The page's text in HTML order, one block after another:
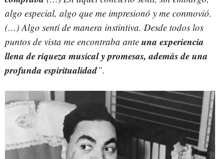
algo especial, algo que me impresionó y me conmovió.
(…) Algo sentí de manera instintiva. Desde todos los
puntos de vista me encontraba ante una experiencia
llena de riqueza musical y promesas, además de una
profunda espiritualidad”.